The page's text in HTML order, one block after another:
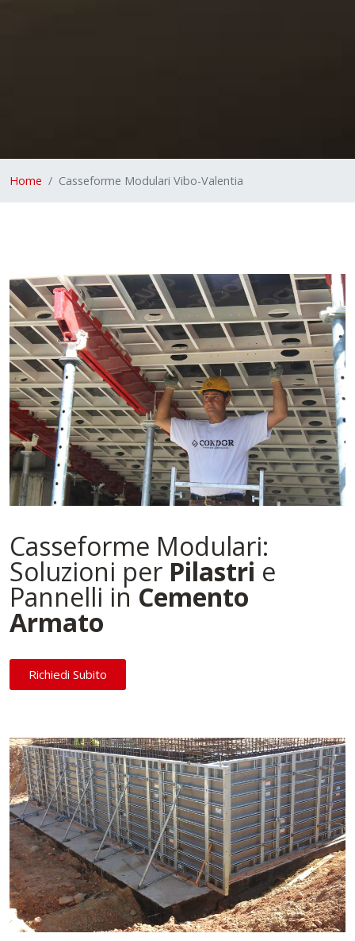
Home Casseforme Modulari Vibo-Valentia
Casseforme Modulari:
Soluzioni per Pilastri e
Pannelli in Cemento
Armato
Richiedi Subito